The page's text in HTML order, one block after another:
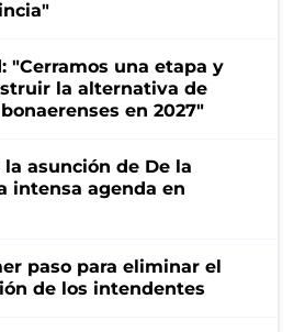
"Cerramos una etapa y
la alternativa de
en 2027"
asunción de De la
intensa agenda en
paso para eliminar el
de los intendentes